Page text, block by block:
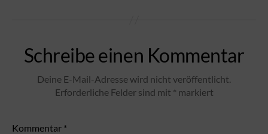
Schreibe einen Kommentar
Deine E-Mail-Adresse wird nicht veröffentlicht.
Erforderliche Felder sind mit * markiert
Kommentar *